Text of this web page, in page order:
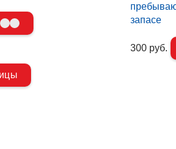
запасе
300 руб.